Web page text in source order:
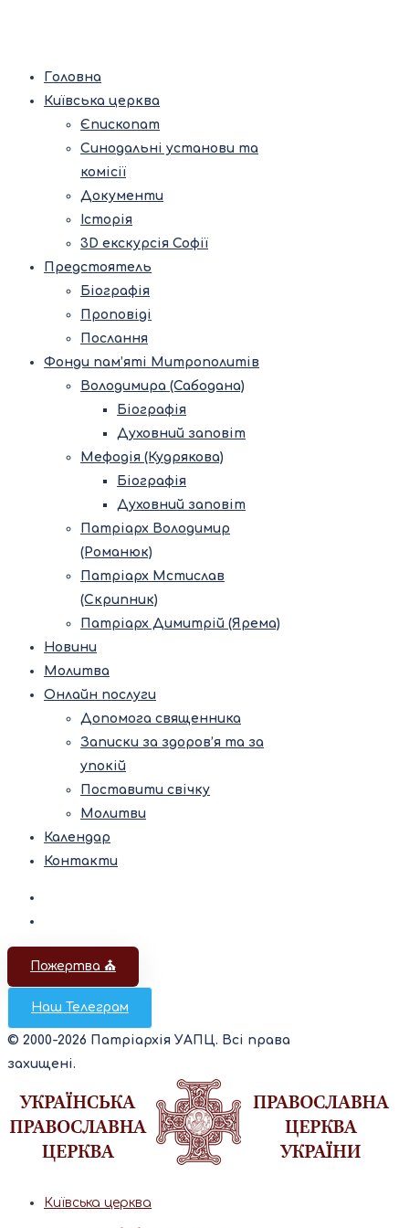
Головна
Київська церква
Єпископат
Синодальні установи та
комісії
Документи
Історія
3D екскурсія Софії
Предстоятель
Біографія
Проповіді
Послання
Фонди пам’яті Митрополитів
Володимира (Сабодана)
Біографія
Духовний заповіт
Мефодія (Кудрякова)
Біографія
Духовний заповіт
Патріарх Володимир
(Романюк)
Патріарх Мстислав
(Скрипник)
Патріарх Димитрій (Ярема)
Новини
Молитва
Онлайн послуги
Допомога священника
Записки за здоров’я та за
упокій
Поставити свічку
Молитви
Календар
Контакти
Пожертва ⛪️
Наш Телеграм
© 2000-2026 Патріархія УАПЦ. Всі права
захищені.
Київська церква